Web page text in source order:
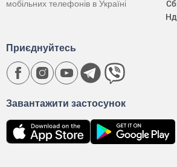
мобільних телефонів в Україні
Завантажити застосунок
Приєднуйтесь